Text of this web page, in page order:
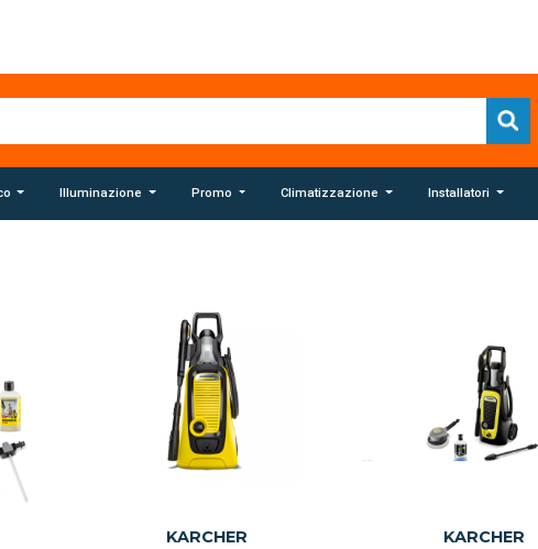
Illuminazione Promo Climatizzazione Installatori
KARCHER KARCHER